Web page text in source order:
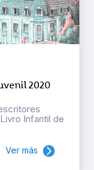
2020
Infantil de
Ver más